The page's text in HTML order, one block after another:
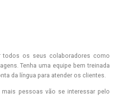
todos os seus colaboradores como
Tenha uma equipe bem treinada
da língua para atender os clientes.
mais pessoas vão se interessar pelo